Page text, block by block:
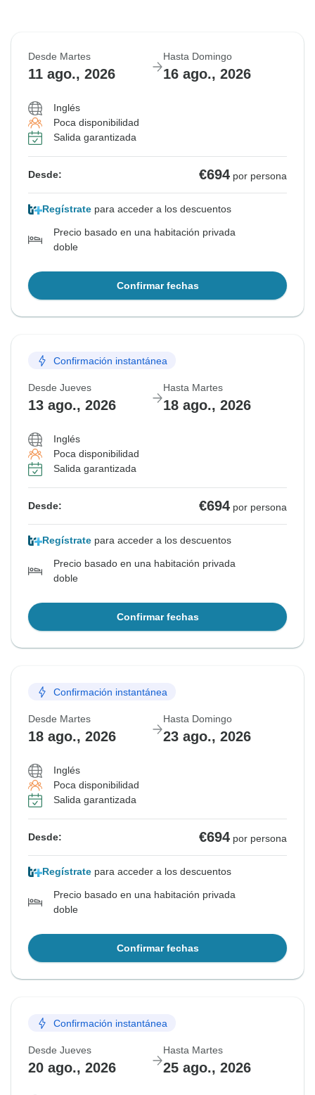
Desde Martes
11 ago., 2026
Hasta Domingo
16 ago., 2026
Inglés
Poca disponibilidad
Salida garantizada
Desde: €694 por persona
Regístrate para acceder a los descuentos
Precio basado en una habitación privada
doble
Confirmar fechas
Confirmación instantánea
Desde Jueves
13 ago., 2026
Hasta Martes
18 ago., 2026
Inglés
Poca disponibilidad
Salida garantizada
Desde: €694 por persona
Regístrate para acceder a los descuentos
Precio basado en una habitación privada
doble
Confirmar fechas
Confirmación instantánea
Desde Martes
18 ago., 2026
Hasta Domingo
23 ago., 2026
Inglés
Poca disponibilidad
Salida garantizada
Desde: €694 por persona
Regístrate para acceder a los descuentos
Precio basado en una habitación privada
doble
Confirmar fechas
Confirmación instantánea
Desde Jueves
20 ago., 2026
Hasta Martes
25 ago., 2026